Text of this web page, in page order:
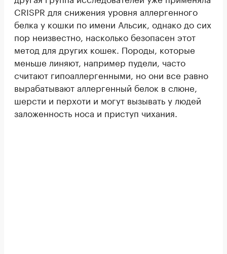
CRISPR для снижения уровня аллергенного
белка у кошки по имени Альсик, однако до сих
пор неизвестно, насколько безопасен этот
метод для других кошек. Породы, которые
меньше линяют, например пудели, часто
считают гипоаллергенными, но они все равно
вырабатывают аллергенный белок в слюне,
шерсти и перхоти и могут вызывать у людей
заложенность носа и приступ чихания.